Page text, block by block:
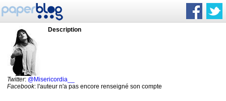
Description
Twitter: @Misericordia__
Facebook: l'auteur n'a pas encore renseigné son compte